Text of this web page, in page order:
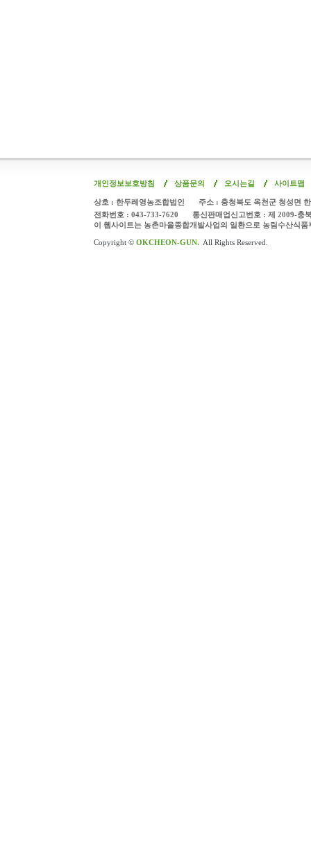
개인정보보호방침 상품문의 오시는길 사이트맵
상호 : 한두레영농조합법인
주소 : 충청북도 옥천군 청성면
전화번호 : 043-733-7620
통신판매업신고번호 : 제 2009-충
이 웹사이트는 농촌마을종합개발사업의 일환으로 농림수산식
Copyright © OKCHEON-GUN. All Rights Reserved.